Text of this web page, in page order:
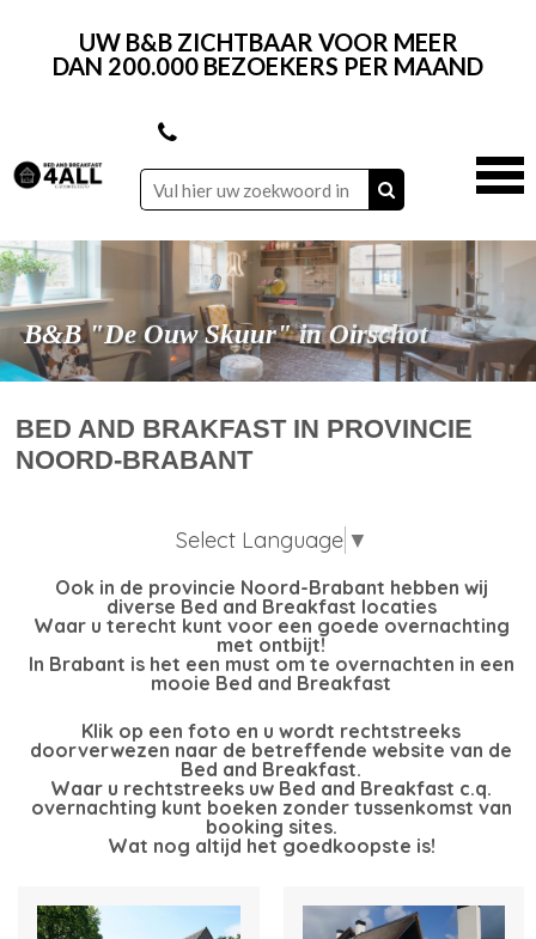
UW B&B ZICHTBAAR VOOR MEER
DAN 200.000 BEZOEKERS PER MAAND
B&B "De Ouw Skuur" in Oirschot
B&B "In de Hei" in Mariahout
B&B "Villa het Bascour" in Vierlingsbeek
B&B "De Kempse Hoeve" in Boxtel
BED AND BRAKFAST IN PROVINCIE
NOORD-BRABANT
Select Language ▼
Ook in de provincie Noord-Brabant hebben wij
diverse Bed and Breakfast locaties
Waar u terecht kunt voor een goede overnachting
met ontbijt!
In Brabant is het een must om te overnachten in een
mooie Bed and Breakfast
Klik op een foto en u wordt rechtstreeks
doorverwezen naar de betreffende website van de
Bed and Breakfast.
Waar u rechtstreeks uw Bed and Breakfast c.q.
overnachting kunt boeken zonder tussenkomst van
booking sites.
Wat nog altijd het goedkoopste is!